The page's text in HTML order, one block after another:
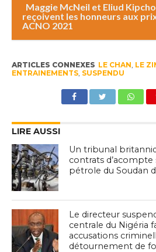
Maggie McNeil et Eliud
reçoivent les honneurs aux
ACNO 2021
ARTICLES CONNEXES LE CHAN LE
ENTRAINEMENTS, SUSPENDU
LIRE AUSSI
Un tribunal
contrats
pétrole du Soudan
Le directeur
centrale du Nigéria
accusations
détournement de